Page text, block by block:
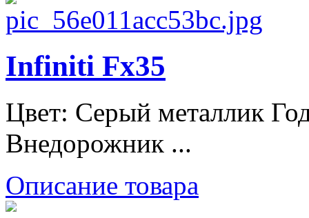
Infiniti Fx35
Цвет: Серый металлик
Внедорожник ...
Описание товара